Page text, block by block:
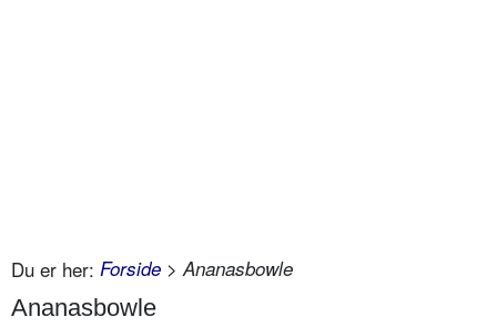
Du er her: Forside > Ananasbowle
Ananasbowle